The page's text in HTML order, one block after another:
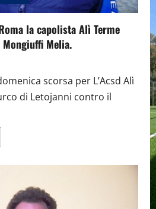
la capolista Alì Terme
Melia.
scorsa per L’Acsd Alì
di Letojanni contro il